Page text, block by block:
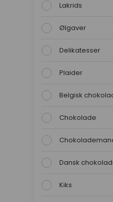
Lakrids
Ølgaver
Delikatesser
Plaider
Belgisk
Chokolade
Dansk
Kiks